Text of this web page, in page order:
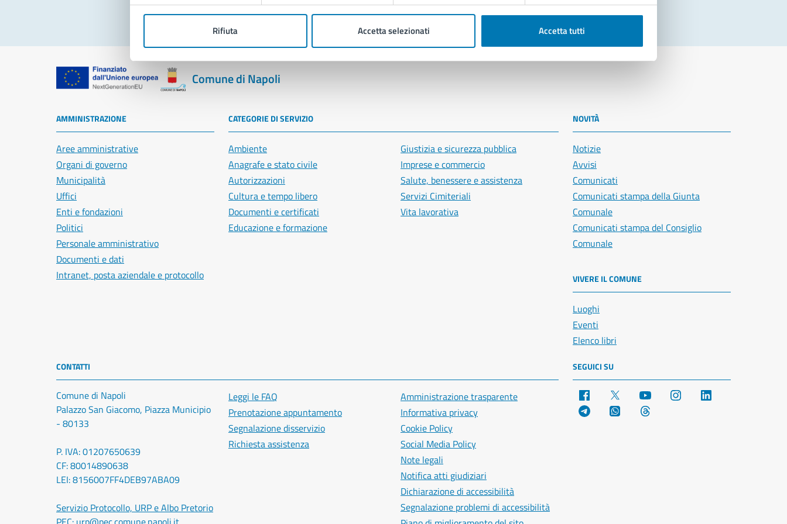
Rifiuta Accetta selezionati Accetta tutti
Comune di Napoli
AMMINISTRAZIONE
Aree amministrative
Organi di governo
Municipalità
Uffici
Enti e fondazioni
Politici
Personale amministrativo
Documenti e dati
Intranet, posta aziendale e protocollo
CATEGORIE DI SERVIZIO
Ambiente
Anagrafe e stato civile
Autorizzazioni
Cultura e tempo libero
Documenti e certificati
Educazione e formazione
Giustizia e sicurezza pubblica
Imprese e commercio
Salute, benessere e assistenza
Servizi Cimiteriali
Vita lavorativa
NOVITÀ
Notizie
Avvisi
Comunicati
Comunicati stampa della Giunta
Comunale
Comunicati stampa del Consiglio
Comunale
VIVERE IL COMUNE
Luoghi
Eventi
Elenco libri
CONTATTI
Comune di Napoli
Palazzo San Giacomo, Piazza Municipio
- 80133
P. IVA: 01207650639
CF: 80014890638
LEI: 8156007FF4DEB97ABA09
Servizio Protocollo, URP e Albo Pretorio
Leggi le FAQ
Prenotazione appuntamento
Segnalazione disservizio
Richiesta assistenza
Amministrazione trasparente
Informativa privacy
Cookie Policy
Social Media Policy
Note legali
Notifica atti giudiziari
Dichiarazione di accessibilità
Segnalazione problemi di accessibilità
SEGUICI SU
Facebook YouTube Instagram
Telegram WhatsApp